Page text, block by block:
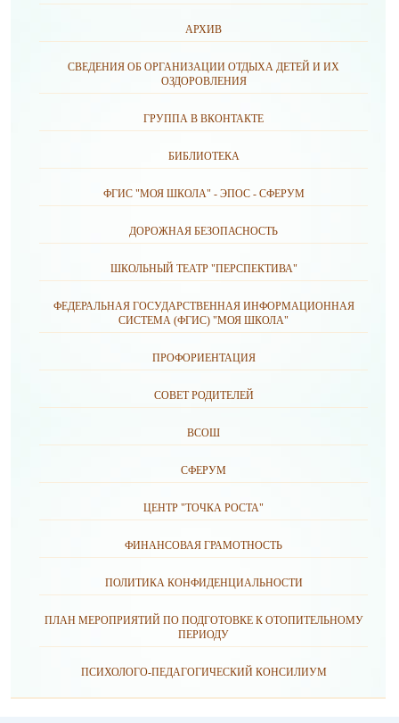
АРХИВ
СВЕДЕНИЯ ОБ ОРГАНИЗАЦИИ ОТДЫХА ДЕТЕЙ И ИХ
ОЗДОРОВЛЕНИЯ
ГРУППА В ВКОНТАКТЕ
БИБЛИОТЕКА
ФГИС "МОЯ ШКОЛА" - ЭПОС - СФЕРУМ
ДОРОЖНАЯ БЕЗОПАСНОСТЬ
ШКОЛЬНЫЙ ТЕАТР "ПЕРСПЕКТИВА"
ФЕДЕРАЛЬНАЯ ГОСУДАРСТВЕННАЯ ИНФОРМАЦИОННАЯ
СИСТЕМА (ФГИС) "МОЯ ШКОЛА"
ПРОФОРИЕНТАЦИЯ
СОВЕТ РОДИТЕЛЕЙ
ВСОШ
СФЕРУМ
ЦЕНТР "ТОЧКА РОСТА"
ФИНАНСОВАЯ ГРАМОТНОСТЬ
ПОЛИТИКА КОНФИДЕНЦИАЛЬНОСТИ
ПЛАН МЕРОПРИЯТИЙ ПО ПОДГОТОВКЕ К ОТОПИТЕЛЬНОМУ
ПЕРИОДУ
ПСИХОЛОГО-ПЕДАГОГИЧЕСКИЙ КОНСИЛИУМ